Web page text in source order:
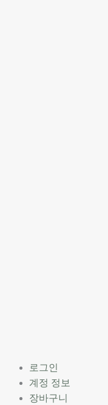
로그인
계정 정보
장바구니